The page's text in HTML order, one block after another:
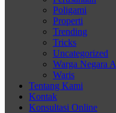
Poligami
Properti
Trending
Tricks
Uncategorized
Warga Negara
Waris
Tentang Kami
Kontak
Konsultasi Online